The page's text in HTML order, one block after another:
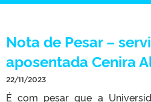
TELEFONES
Nota de Pesar –
aposentada Cenira
22/11/2023
É com pesar que a